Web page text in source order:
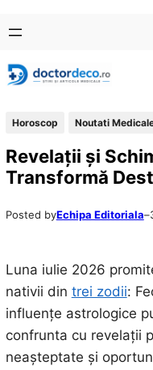
conținut
content
Horoscop Noutati
Revelații și
Transformă
Posted byEchipa Editoriala–
Luna iulie 2026
nativii din trei zodii:
influențe astrologice
confrunta cu revelații
neașteptate și